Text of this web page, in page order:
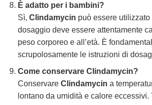
È adatto per i bambini?
Sì, Clindamycin può essere utilizzato
dosaggio deve essere attentamente
peso corporeo e all’età. È
scrupolosamente le istruzioni di
Come conservare Clindamycin?
Conservare Clindamycin a
lontano da umidità e calore eccessivi.